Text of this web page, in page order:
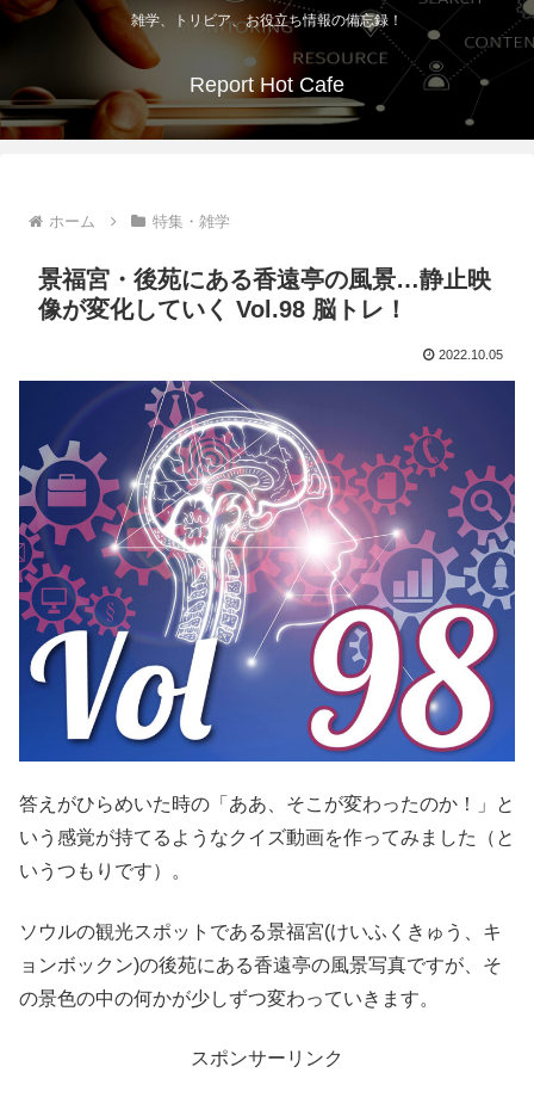
雑学、トリビア、お役立ち情報の備忘録！
Report Hot Cafe
ホーム 特集・雑学
景福宮・後苑にある香遠亭の風景…静止映
像が変化していく Vol.98 脳トレ！
2022.10.05
答えがひらめいた時の「ああ、そこが変わったのか！」と
いう感覚が持てるようなクイズ動画を作ってみました（と
いうつもりです）。
ソウルの観光スポットである景福宮(けいふくきゅう、キ
ョンボックン)の後苑にある香遠亭の風景写真ですが、そ
の景色の中の何かが少しずつ変わっていきます。
スポンサーリンク